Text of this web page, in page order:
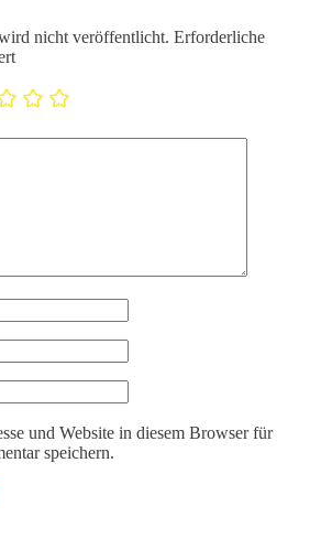
nicht veröffentlicht. Erforderliche
und Website in diesem Browser für
speichern.